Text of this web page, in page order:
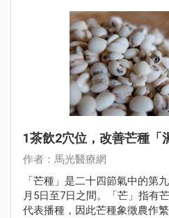
1茶飲2穴位，改善芒種「
作者：馬光醫療網
「芒種」是二十四節氣中的第
月5日至7日之間。「芒」指有
代表播種，因此芒種象徵農作